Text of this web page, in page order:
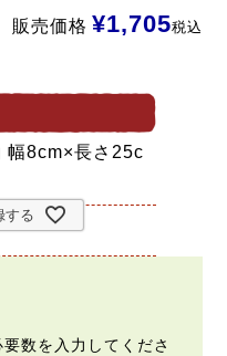
販売価格 ¥1,705税込
幅8cm×長さ25c
する